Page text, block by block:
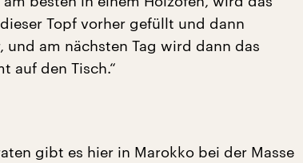
Topf vorher gefüllt und dann
am nächsten Tag wird dann das
auf den Tisch.“
gibt es hier in Marokko bei der Masse